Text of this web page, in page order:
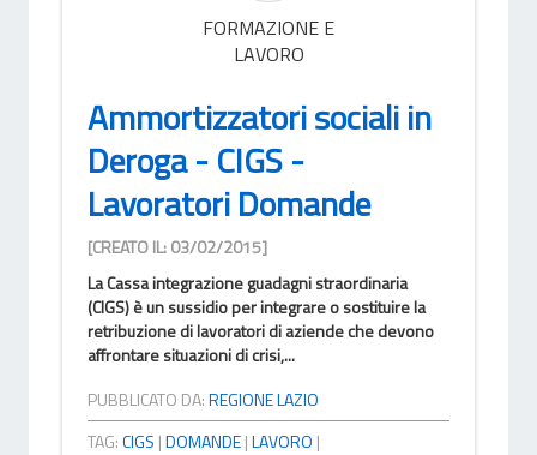
FORMAZIONE E
LAVORO
Ammortizzatori sociali in
Deroga - CIGS -
Lavoratori Domande
[CREATO IL: 03/02/2015]
La Cassa integrazione guadagni straordinaria
(CIGS) è un sussidio per integrare o sostituire la
retribuzione di lavoratori di aziende che devono
affrontare situazioni di crisi,...
PUBBLICATO DA:REGIONE LAZIO
TAG:CIGS |DOMANDE|LAVORO |